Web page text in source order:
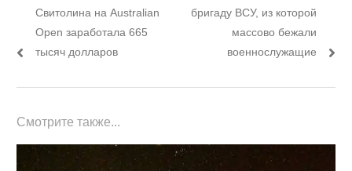
записям
пост:
Свитолина на Australian
Open заработала 665
тысяч долларов
пост:
бригаду ВСУ, из которой
массово бежали
военнослужащие
Смотрите также...